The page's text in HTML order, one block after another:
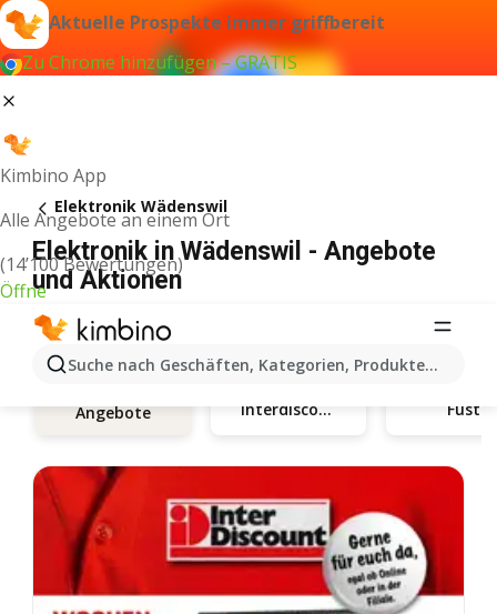
Aktuelle Prospekte immer griffbereit
Zu Chrome hinzufügen – GRATIS
Kimbino App
Alle Angebote an einem Ort
(14’100 Bewertungen)
Öffne
Suche nach Geschäften, Kategorien, Produkten...
Elektronik Wädenswil
Elektronik in Wädenswil - Angebote
und Aktionen
Angebote Interdiscount Fust